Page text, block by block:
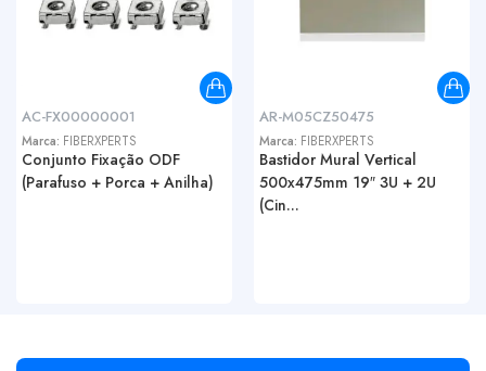
AC-FX00000001
Marca: FIBERXPERTS
Conjunto Fixação ODF
(Parafuso + Porca + Anilha)
AR-M05CZ50475
Marca: FIBERXPERTS
Bastidor Mural Vertical
500x475mm 19″ 3U + 2U
(Cin...